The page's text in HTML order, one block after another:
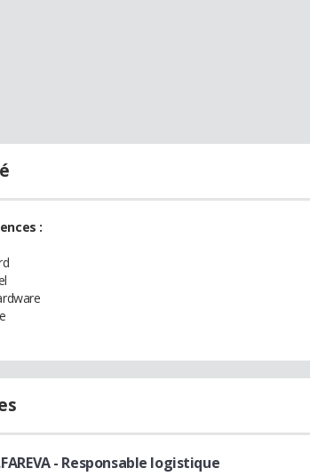
:
- Responsable logistique